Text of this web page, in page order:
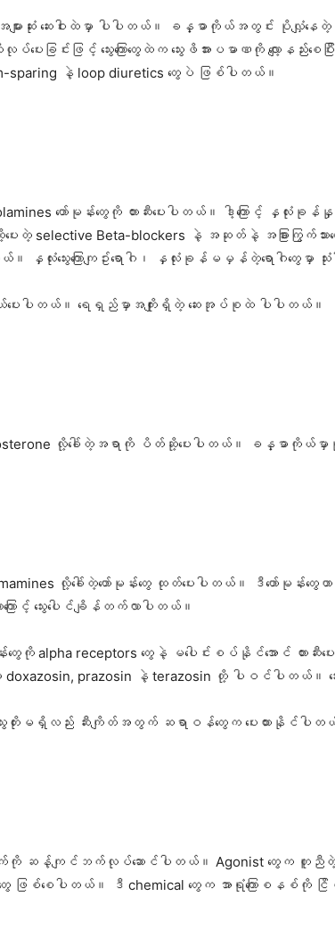
အသုံးအများဆုံး ဆေးဝါးထဲမှာ ပါပါတယ်။ ခန္ဓာကိုယ်အတွင်
င်းဖြင့် သွေးကြောတွေထဲက သွေးဖိအားပမာဏကို လျော့နည်းစေ
sparing နဲ့ loop diuretics တွေပဲ ဖြစ်ပါတယ်။
ဟော်မုန်းတွေကို တားဆီးပေးပါတယ်။ ဒါ့ကြောင့် နှလုံးခု
ေးတဲ့ selective Beta-blockers နဲ့ အဆုတ်နဲ့ အခြားကြွက်
နှလုံး​သွေး​ကြောကျဥ်း​ရောဂါ၊ နှလုံးခုန်မမှန်တဲ့​ရောဂါတွေမှာ
ေးပါတယ်။ ရေရှည်မှာအကျိုးရှိတဲ့ ဆေးအုပ်စုထဲ ပါပါတယ်။
လို့ခေါ်တဲ့အရာကို ပိတ်ဆို့ပေးပါတယ်။ ခန္ဓာကိုယ်မှာစုထ
လို့ခေါ်တဲ့ဟော်မုန်းတွေ ထုတ်​ပေးပါတယ်။ ဒီဟော်မုန်းတွေဟာ alpha
ာင့် သွေးပေါင်ချိန်တက်လာပါတယ်။
တွေကို alpha receptors တွေနဲ့ မပေါင်းစပ်နိုင်အောင် တားဆီးပေ
prazosin နဲ့ terazosin တို့ ပါဝင်ပါတယ်။
သွေးတိုးမရှိလည်း ဆီးကျိတ်အတွက် ဆရာဝန်တွေက ပေးထားနိုင်ပါတ
ချက်ကို ဆန့်ကျင်ဘက်လုပ်ဆောင်ပါတယ်။ Agonist တွေက တူညီတဲ့
ြစ်စေပါတယ်။ ဒီ chemical တွေက အာရုံကြောစနစ်ကို ငြိမ်စ